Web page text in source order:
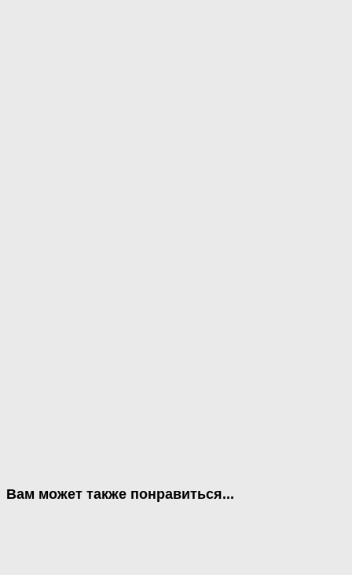
Вам может также понравиться...